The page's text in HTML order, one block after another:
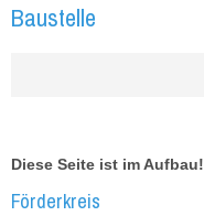
Baustelle
Diese Seite ist im Aufbau!
Förderkreis